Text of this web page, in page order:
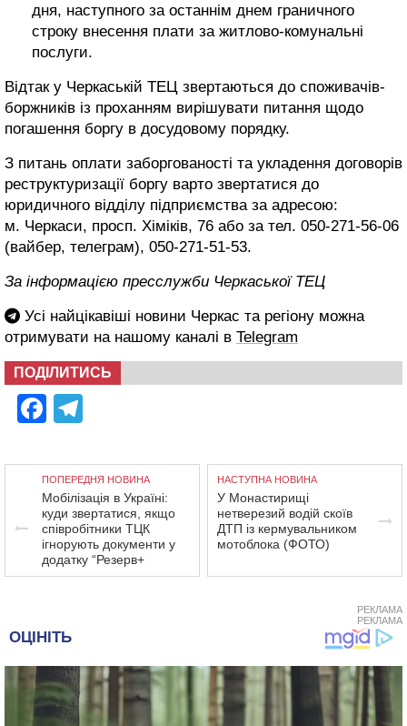
дня, наступного за останнім днем граничного
строку внесення плати за житлово-комунальні
послуги.
Відтак у Черкаській ТЕЦ звертаються до споживачів-
боржників із проханням вирішувати питання щодо
погашення боргу в досудовому порядку.
З питань оплати заборгованості та укладення договорів
реструктуризації боргу варто звертатися до
юридичного відділу підприємства за адресою:
м. Черкаси, просп. Хіміків, 76 або за тел. 050-271-56-06
(вайбер, телеграм), 050-271-51-53.
За інформацією пресслужби Черкаської ТЕЦ
Усі найцікавіші новини Черкас та регіону можна
отримувати на нашому каналі в Telegram
ПОДІЛИТИСЬ
Facebook
ПОПЕРЕДНЯ НОВИНА
Мобілізація в Україні:
куди звертатися, якщо
співробітники ТЦК
ігнорують документи у
додатку “Резерв+
НАСТУПНА НОВИНА
У Монастирищі
нетверезий водій скоїв
ДТП із кермувальником
мотоблока (ФОТО)
РЕКЛАМА
РЕКЛАМА